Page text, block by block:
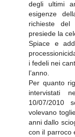
degli ultimi
esigenze
richieste del
presiede la
Spiace e
i fedeli nei
l’anno.
Per quanto
intervistati
10/07/2010
volevano
anni dallo
con il parroco